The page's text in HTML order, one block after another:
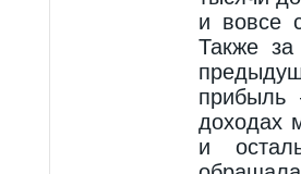
и вовсе
Также
доходах
и